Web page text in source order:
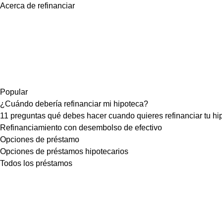
Acerca de refinanciar
Popular
¿Cuándo debería refinanciar mi hipoteca?
11 preguntas qué debes hacer cuando quieres refinanciar tu
Refinanciamiento con desembolso de efectivo
Opciones de préstamo
Opciones de préstamos hipotecarios
Todos los préstamos